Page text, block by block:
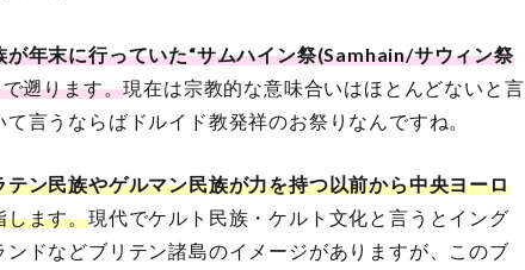
年末に行っていた“サムハイン祭(Samhain/サウィン祭
遡ります。現在は宗教的な意味合いはほとんどないと言
言うならばドルイド教発祥のお祭りなんですね。
ン民族やゲルマン民族が力を持つ以前から中央ヨーロ
します。現代でケルト民族・ケルト文化と言うとイング
ドなどブリテン諸島のイメージがありますが、このブ